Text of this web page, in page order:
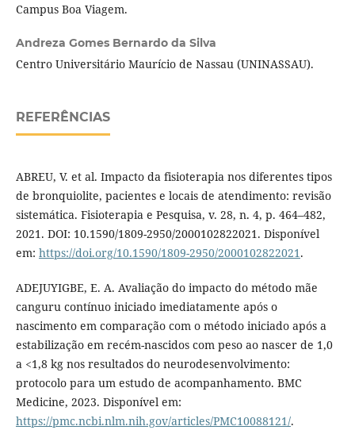
Campus Boa Viagem.
Andreza Gomes Bernardo da Silva
Centro Universitário Maurício de Nassau (UNINASSAU).
REFERÊNCIAS
ABREU, V. et al. Impacto da fisioterapia nos diferentes tipos
de bronquiolite, pacientes e locais de atendimento: revisão
sistemática. Fisioterapia e Pesquisa, v. 28, n. 4, p. 464–482,
2021. DOI: 10.1590/1809-2950/2000102822021. Disponível
em: https://doi.org/10.1590/1809-2950/2000102822021.
ADEJUYIGBE, E. A. Avaliação do impacto do método mãe
canguru contínuo iniciado imediatamente após o
nascimento em comparação com o método iniciado após a
estabilização em recém-nascidos com peso ao nascer de 1,0
a <1,8 kg nos resultados do neurodesenvolvimento:
protocolo para um estudo de acompanhamento. BMC
Medicine, 2023. Disponível em:
https://pmc.ncbi.nlm.nih.gov/articles/PMC10088121/.